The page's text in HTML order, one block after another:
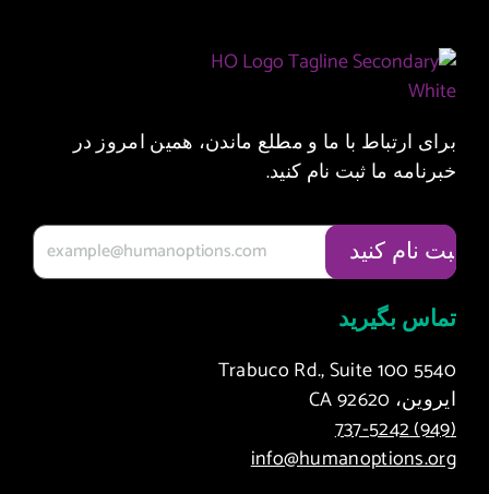
برای ارتباط با ما و مطلع ماندن، همین امروز در
خبرنامه ما ثبت نام کنید.
تماس بگیرید
5540 Trabuco Rd., Suite 100
ایروین، CA 92620
(949) 737-5242
info@humanoptions.org